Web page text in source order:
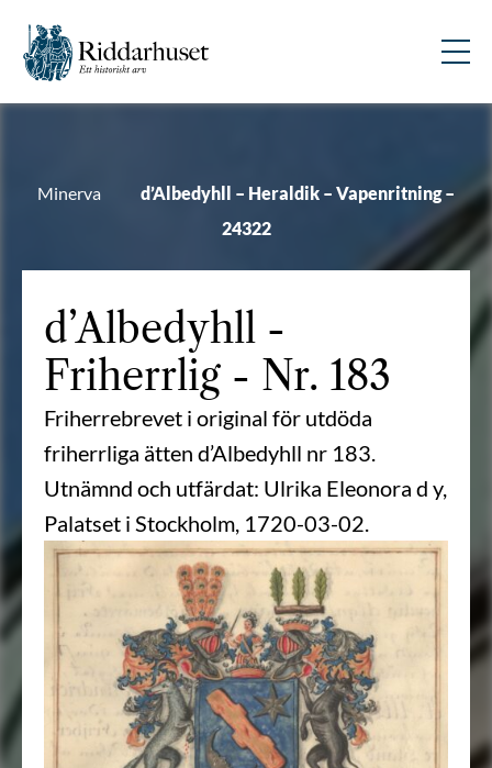
Minerva
d’Albedyhll – Heraldik – Vapenritning –
24322
d’Albedyhll -
Friherrlig - Nr. 183
Friherrebrevet i original för utdöda
friherrliga ätten d’Albedyhll nr 183.
Utnämnd och utfärdat: Ulrika Eleonora d y,
Palatset i Stockholm, 1720-03-02.